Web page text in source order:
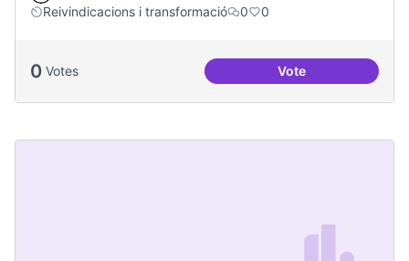
Reivindicacions i transformació
0 0
0 Votes VoteEmergència